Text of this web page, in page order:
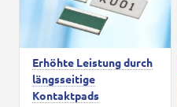
Erhöhte Leistung durch
längsseitige
Kontaktpads